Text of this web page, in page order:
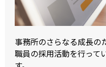
事務所のさらなる成長の
職員の採用活動を行って